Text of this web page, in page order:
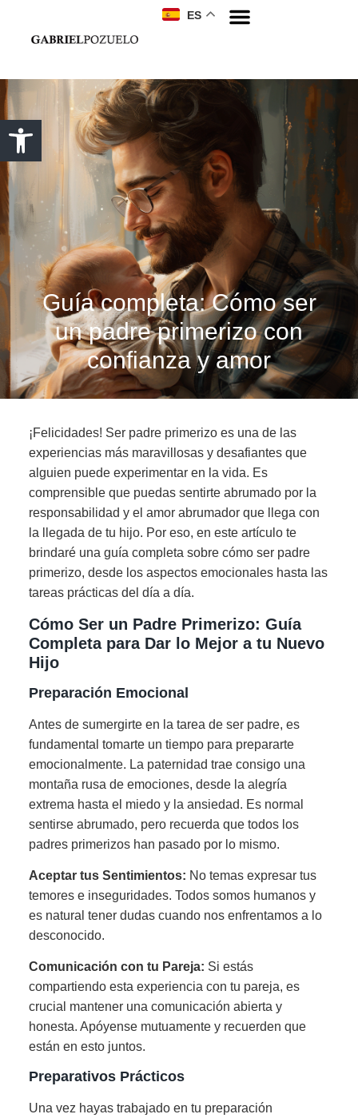
ES
Guía completa: Cómo ser
un padre primerizo con
confianza y amor
¡Felicidades! Ser padre primerizo es una de las
experiencias más maravillosas y desafiantes que
alguien puede experimentar en la vida. Es
comprensible que puedas sentirte abrumado por la
responsabilidad y el amor abrumador que llega con
la llegada de tu hijo. Por eso, en este artículo te
brindaré una guía completa sobre cómo ser padre
primerizo, desde los aspectos emocionales hasta las
tareas prácticas del día a día.
Cómo Ser un Padre Primerizo: Guía
Completa para Dar lo Mejor a tu Nuevo
Hijo
Preparación Emocional
Antes de sumergirte en la tarea de ser padre, es
fundamental tomarte un tiempo para prepararte
emocionalmente. La paternidad trae consigo una
montaña rusa de emociones, desde la alegría
extrema hasta el miedo y la ansiedad. Es normal
sentirse abrumado, pero recuerda que todos los
padres primerizos han pasado por lo mismo.
Aceptar tus Sentimientos: No temas expresar tus
temores e inseguridades. Todos somos humanos y
es natural tener dudas cuando nos enfrentamos a lo
desconocido.
Comunicación con tu Pareja: Si estás
compartiendo esta experiencia con tu pareja, es
crucial mantener una comunicación abierta y
honesta. Apóyense mutuamente y recuerden que
están en esto juntos.
Preparativos Prácticos
Una vez hayas trabajado en tu preparación